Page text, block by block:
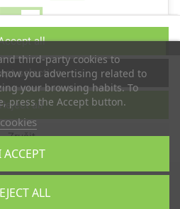
third-party cookies to
you advertising related to
your browsing habits. To
press the Accept button.
ALL
ACCEPT
Yes
cookies
Yes
Zrušit
Reject all
selection
all